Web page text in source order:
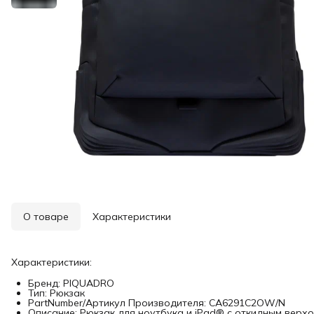
О товаре Характеристики
Характеристики:
Бренд: PIQUADRO
Тип: Рюкзак
PartNumber/Артикул Производителя: CA6291C2OW/N